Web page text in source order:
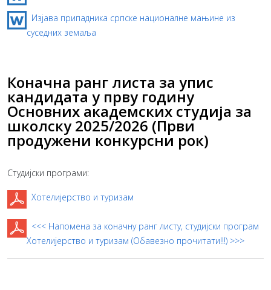
Изјава припадника српске националне мањине из
суседних земаља
Коначна ранг листа за упис
кандидата у прву годину
Основних академских студија за
школску 2025/2026 (Први
продужени конкурсни рок)
Студијски програми:
Хотелијерство и туризам
<<< Напомена за коначну ранг листу, студијски програм
Хотелијерство и туризам (Обавезно прочитати!!!) >>>